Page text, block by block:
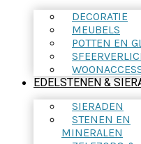
DECORATIE
MEUBELS
POTTEN EN
EDELSTENEN &
SIERADEN
STENEN EN
MINERALEN